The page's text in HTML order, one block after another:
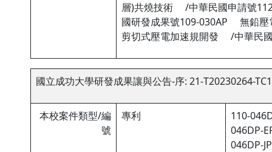
層)共燒技術 /中華民國申請號
國研發成果號109-030AP 無鉛
剪切式壓電加速規開發 /中華民
國立成功大學研發成果讓與公告-序: 21-T20230264-TC1
本校案件類型/編
號
專利
110-
046DP-
046DP-